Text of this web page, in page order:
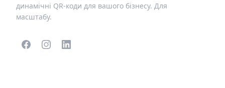
динамічні QR-коди для вашого бізнесу. Для
масштабу.